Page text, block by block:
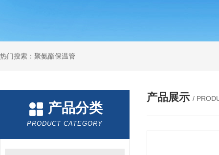
热门搜索：聚氨酯保温管
产品分类
PRODUCT CATEGORY
产品展示 /